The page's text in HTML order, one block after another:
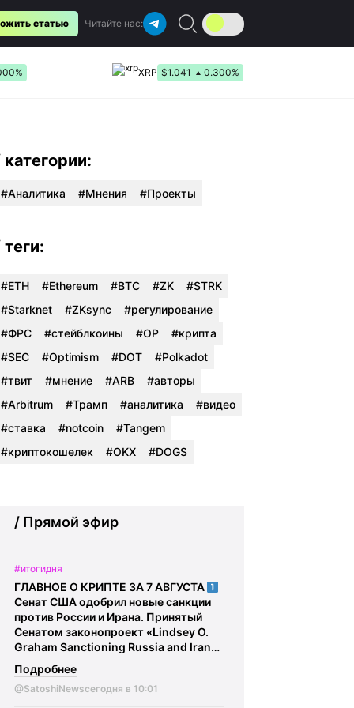
статью Читайте нас:
XRP $1.041 0.300%
категории:
Аналитика Мнения Проекты
теги:
#ETH #Ethereum #BTC #ZK
#STRK
#Starknet
#ZKsync
#регулирование
#ФРС
#стейблкоины #OP
#крипта
#SEC
#Optimism #DOT
#Polkadot
#твит
#мнение #ARB
#авторы
#Arbitrum
#Трамп #аналитика
#видео
#ставка
#notcoin
#Tangem
#криптокошелек
#OKX #DOGS
/ Прямой эфир
#итогидня
ГЛАВНОЕ О КРИПТЕ ЗА 7 АВГУСТА
Сенат США одобрил новые санкции
против России и Ирана. Принятый
Сенатом законопроект «Lindsey O.
Graham Sanctioning Russia and Iran
Act of 2026» предусматривает
санкции за «обманные или
структурированные транзакции либо
Подробнее
@SatoshiNewsсегодня в 10:01